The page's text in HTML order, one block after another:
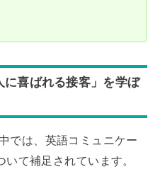
喜ばれる接客」を学ぼ
では、英語コミュニケー
て補足されています。